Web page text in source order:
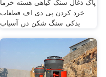
پاک ذغال سنگ گیاهی هسته خرما
خرد کردن پی دی اف قطعات
یدکی سنگ شکن در, آسیاب